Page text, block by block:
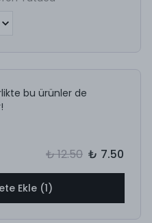
bu ürünler de
₺ 12.50 ₺ 7.50
Ekle (1)